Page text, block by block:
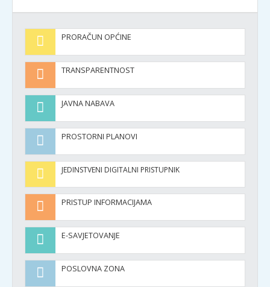
PRORAČUN OPĆINE
TRANSPARENTNOST
JAVNA NABAVA
PROSTORNI PLANOVI
JEDINSTVENI DIGITALNI PRISTUPNIK
PRISTUP INFORMACIJAMA
E-SAVJETOVANJE
POSLOVNA ZONA